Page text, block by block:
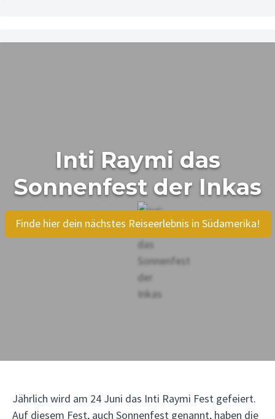
Inti Raymi das
Sonnenfest der Inkas
Finde hier dein nächstes Reiseerlebnis in Südamerika!
Jährlich wird am 24 Juni das Inti Raymi Fest gefeiert.
Auf diesem Fest, auch Sonnenfest genannt, haben die